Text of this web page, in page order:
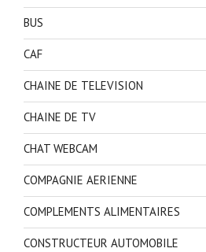
BUS
CAF
CHAINE DE TELEVISION
CHAINE DE TV
CHAT WEBCAM
COMPAGNIE AERIENNE
COMPLEMENTS ALIMENTAIRES
CONSTRUCTEUR AUTOMOBILE